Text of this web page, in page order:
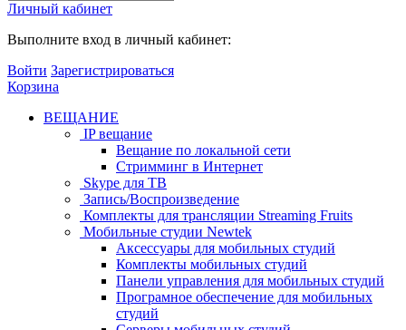
Личный кабинет
Выполните вход в личный кабинет:
Войти Зарегистрироваться
Корзина
ВЕЩАНИЕ
IP вещание
Вещание по локальной сети
Стримминг в Интернет
Skype для ТВ
Запись/Воспроизведение
Комплекты для трансляции Streaming Fruits
Мобильные студии Newtek
Аксессуары для мобильных студий
Комплекты мобильных студий
Панели управления для мобильных студий
Програмное обеспечение для мобильных
студий